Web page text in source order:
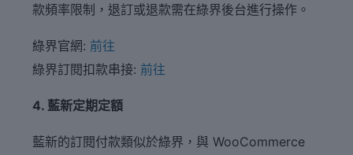
款頻率限制，退訂或退款需在綠界後台進行操作。
綠界官網: 前往
綠界訂閱扣款串接: 前往
4. 藍新定期定額
藍新的訂閱付款類似於綠界，與 WooCommerce